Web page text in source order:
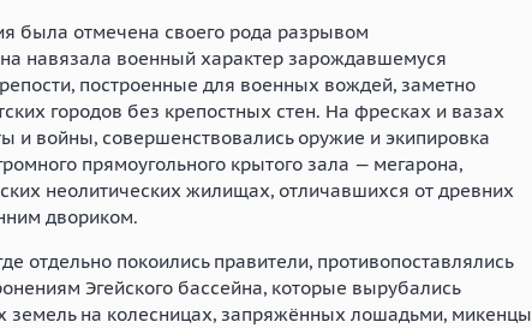
была отмечена своего рода разрывом
навязала военный характер зарождавшемуся
построенные для военных вождей, заметно
городов без крепостных стен. На фресках и вазах
и войны, совершенствовались оружие и экипировка
прямоугольного крытого зала — мегарона,
неолитических жилищах, отличавшихся от древних
двориком.
отдельно покоились правители, противопоставлялись
Эгейского бассейна, которые вырубались
земель на колесницах, запряжённых лошадьми, микенцы